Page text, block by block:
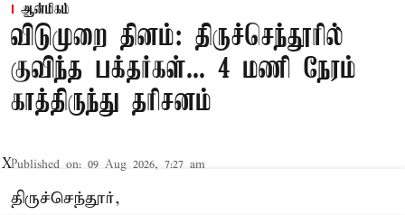
ஆன்மிகம்
விடுமுறை தினம்: திருச்செந்தூரில்
குவிந்த பக்தர்கள்... 4 மணி நேரம்
காத்திருந்து தரிசனம்
Published on: 09 Aug 2026, 7:27 am
திருச்செந்தூர்,
X